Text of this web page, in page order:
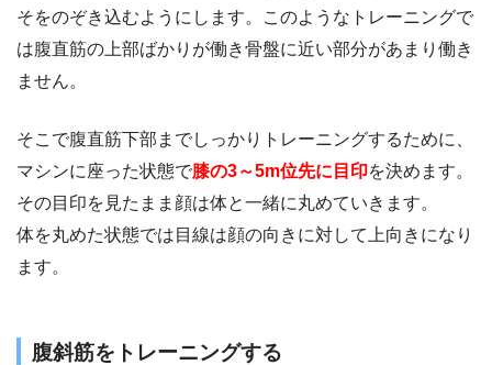
そをのぞき込むようにします。このようなトレーニングで
は腹直筋の上部ばかりが働き骨盤に近い部分があまり働き
ません。
そこで腹直筋下部までしっかりトレーニングするために、
マシンに座った状態で膝の3～5m位先に目印を決めます。
その目印を見たまま顔は体と一緒に丸めていきます。
体を丸めた状態では目線は顔の向きに対して上向きになり
ます。
腹斜筋をトレーニングする